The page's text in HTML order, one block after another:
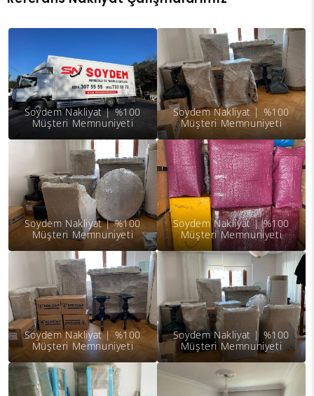
Soydem Nakliyat | %100
Müşteri Memnuniyeti
Soydem Nakliyat | %100
Müşteri Memnuniyeti
Soydem Nakliyat | %100
Müşteri Memnuniyeti
Soydem Nakliyat | %100
Müşteri Memnuniyeti
Soydem Nakliyat | %100
Müşteri Memnuniyeti
Soydem Nakliyat | %100
Müşteri Memnuniyeti